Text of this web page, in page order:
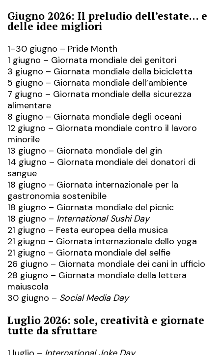
Giugno 2026: Il preludio dell’estate… e
delle idee migliori
1–30 giugno – Pride Month
1 giugno – Giornata mondiale dei genitori
3 giugno – Giornata mondiale della bicicletta
5 giugno – Giornata mondiale dell’ambiente
7 giugno – Giornata mondiale della sicurezza
alimentare
8 giugno – Giornata mondiale degli oceani
12 giugno – Giornata mondiale contro il lavoro
minorile
13 giugno – Giornata mondiale del gin
14 giugno – Giornata mondiale dei donatori di
sangue
18 giugno – Giornata internazionale per la
gastronomia sostenibile
18 giugno – Giornata mondiale del picnic
18 giugno – International Sushi Day
21 giugno – Festa europea della musica
21 giugno – Giornata internazionale dello yoga
21 giugno – Giornata mondiale del selfie
26 giugno – Giornata mondiale dei cani in ufficio
28 giugno – Giornata mondiale della lettera
maiuscola
30 giugno – Social Media Day
Luglio 2026: sole, creatività e giornate
tutte da sfruttare